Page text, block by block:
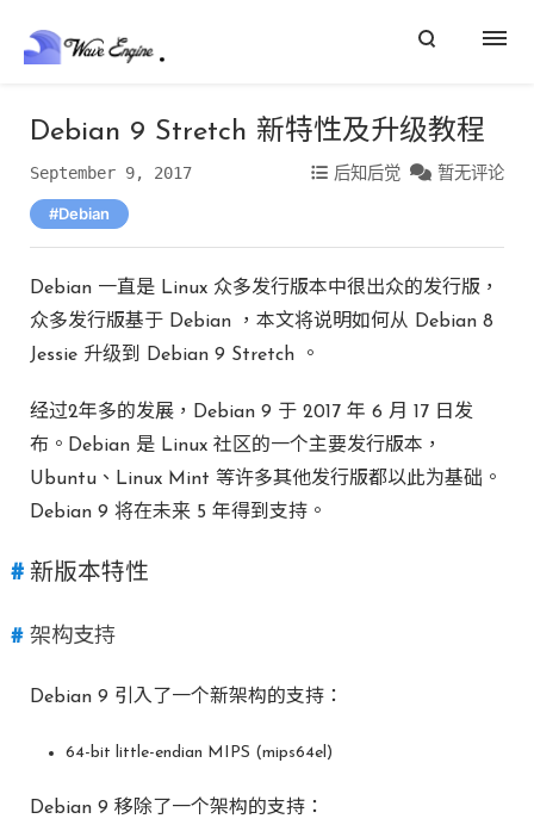
Debian 9 Stretch 新特性及升级教程
September 9, 2017 后知后觉 暂无评论
Debian
Debian 一直是 Linux 众多发行版本中很出众的发行版，
众多发行版基于 Debian ，本文将说明如何从 Debian 8
Jessie 升级到 Debian 9 Stretch 。
经过2年多的发展，Debian 9 于 2017 年 6 月 17 日发
布。Debian 是 Linux 社区的一个主要发行版本，
Ubuntu、Linux Mint 等许多其他发行版都以此为基础。
Debian 9 将在未来 5 年得到支持。
新版本特性
架构支持
Debian 9 引入了一个新架构的支持：
64-bit little-endian MIPS (mips64el)
Debian 9 移除了一个架构的支持：